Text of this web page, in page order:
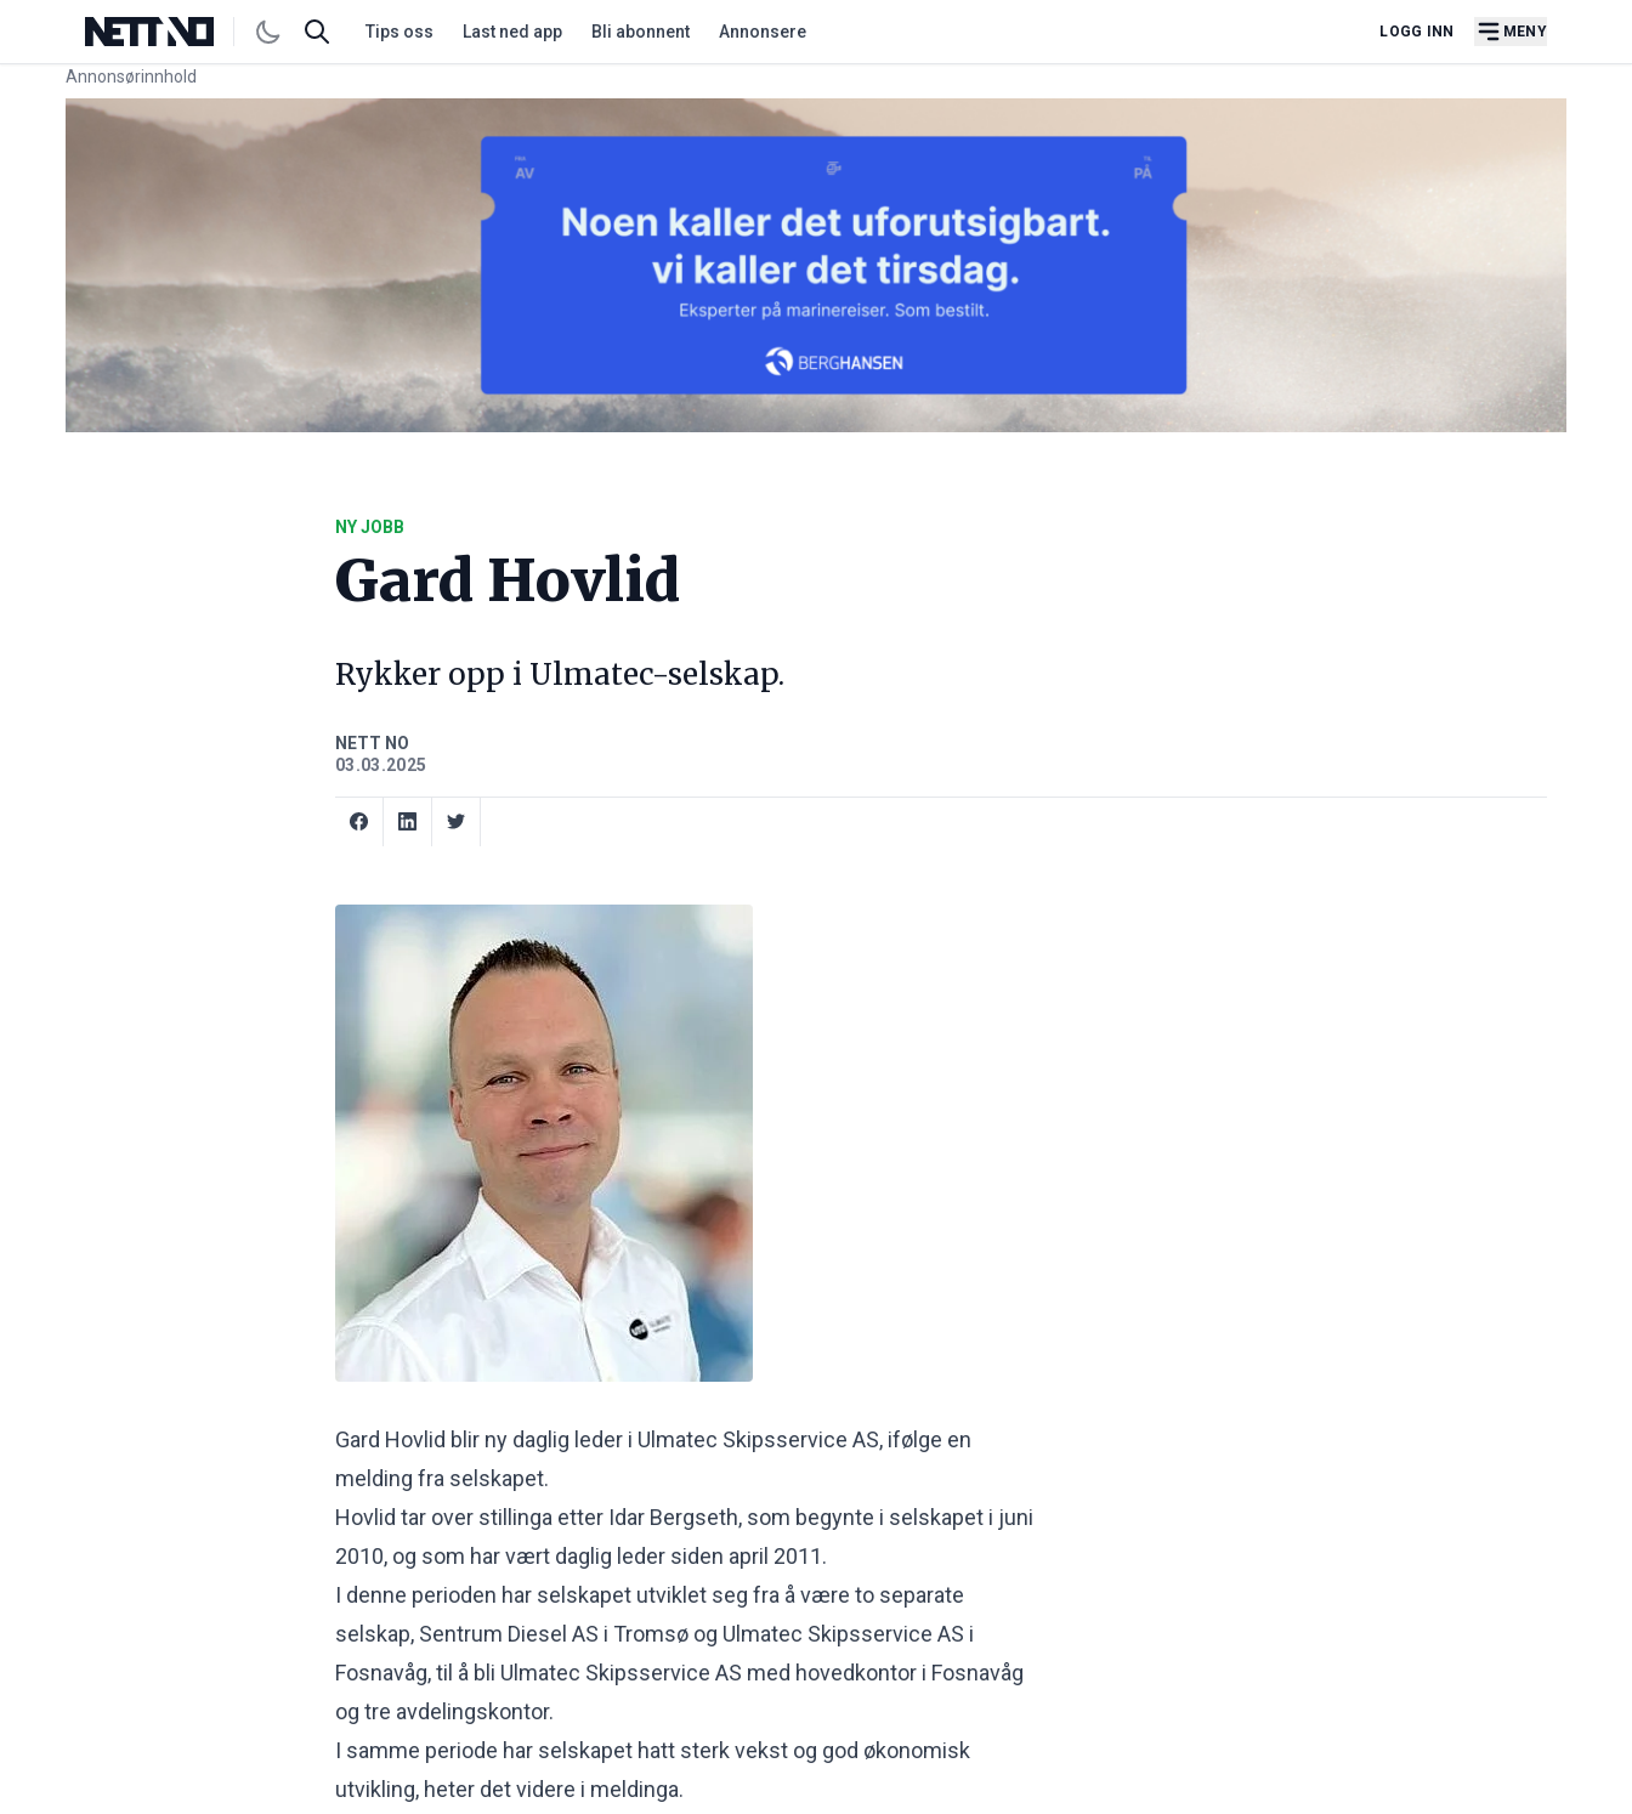
Tips oss Last ned app Bli abonnent Annonsere LOGG INN MENY
Annonsørinnhold
Link for annonse
NY JOBB
Gard Hovlid
Rykker opp i Ulmatec-selskap.
NETT NO
03.03.2025
Gard Hovlid blir ny daglig leder i Ulmatec Skipsservice AS, ifølge en
melding fra selskapet.
Hovlid tar over stillinga etter Idar Bergseth, som begynte i selskapet i juni
2010, og som har vært daglig leder siden april 2011.
I denne perioden har selskapet utviklet seg fra å være to separate
selskap, Sentrum Diesel AS i Tromsø og Ulmatec Skipsservice AS i
Fosnavåg, til å bli Ulmatec Skipsservice AS med hovedkontor i Fosnavåg
og tre avdelingskontor.
I samme periode har selskapet hatt sterk vekst og god økonomisk
utvikling, heter det videre i meldinga.